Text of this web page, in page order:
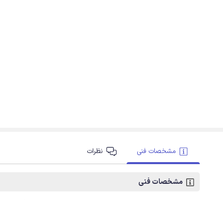
مشخصات فنی نظرات
مشخصات فنی